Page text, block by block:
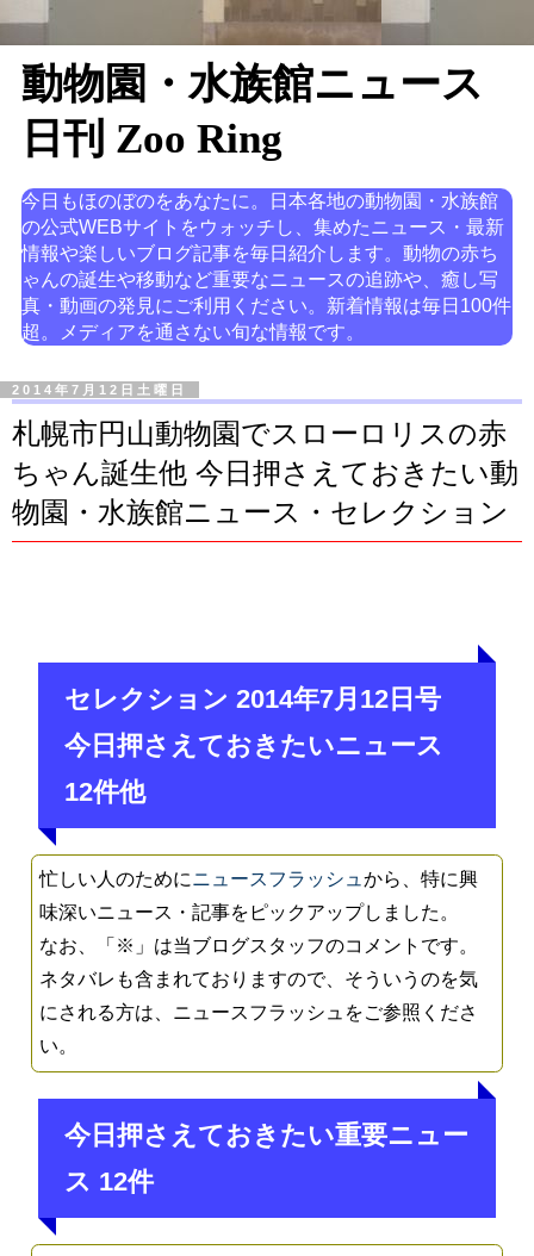
動物園・水族館ニュース
日刊 Zoo Ring
今日もほのぼのをあなたに。日本各地の動物園・水族館
の公式WEBサイトをウォッチし、集めたニュース・最新
情報や楽しいブログ記事を毎日紹介します。動物の赤ち
ゃんの誕生や移動など重要なニュースの追跡や、癒し写
真・動画の発見にご利用ください。新着情報は毎日100件
超。メディアを通さない旬な情報です。
2014年7月12日土曜日
札幌市円山動物園でスローロリスの赤
ちゃん誕生他 今日押さえておきたい動
物園・水族館ニュース・セレクション
セレクション 2014年7月12日号
今日押さえておきたいニュース
12件他
忙しい人のためにニュースフラッシュから、特に興
味深いニュース・記事をピックアップしました。
なお、「※」は当ブログスタッフのコメントです。
ネタバレも含まれておりますので、そういうのを気
にされる方は、ニュースフラッシュをご参照くださ
い。
今日押さえておきたい重要ニュー
ス 12件